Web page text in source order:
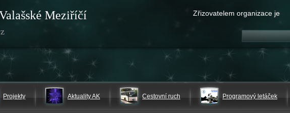
Meziříčí Zřizovatelem organizace je
Projekty Aktuality AK Cestovní ruch Programový letáček